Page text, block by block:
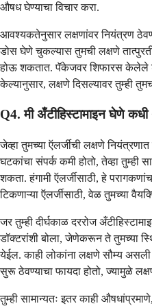
औषध घेण्याचा विचार करा.
आवश्यकतेनुसार लक्षणांवर नियंत्रण
डोस घेणे चुकल्यास तुमची लक्षणे
होऊ शकतात. पॅकेजवर शिफारस केलेले
केल्यानुसार, लक्षणे दिसल्यावर तुम्ही
Q4. मी अँटीहिस्टामाइन घेणे
जेव्हा तुमच्या ऍलर्जीची लक्षणे
घटकांचा संपर्क कमी होतो, तेव्हा तुम्ही
शकता. हंगामी ऍलर्जीसाठी, हे
टिकणाऱ्या ऍलर्जीसाठी, वेळ तुमच्या
जर तुम्ही दीर्घकाळ दररोज
डॉक्टरांशी बोला, जेणेकरून ते तुमच्या
येईल. काही लोकांना लक्षणे सौम्य असली
सुरू ठेवण्याचा फायदा होतो, ज्यामुळे
तुम्ही सामान्यतः इतर काही